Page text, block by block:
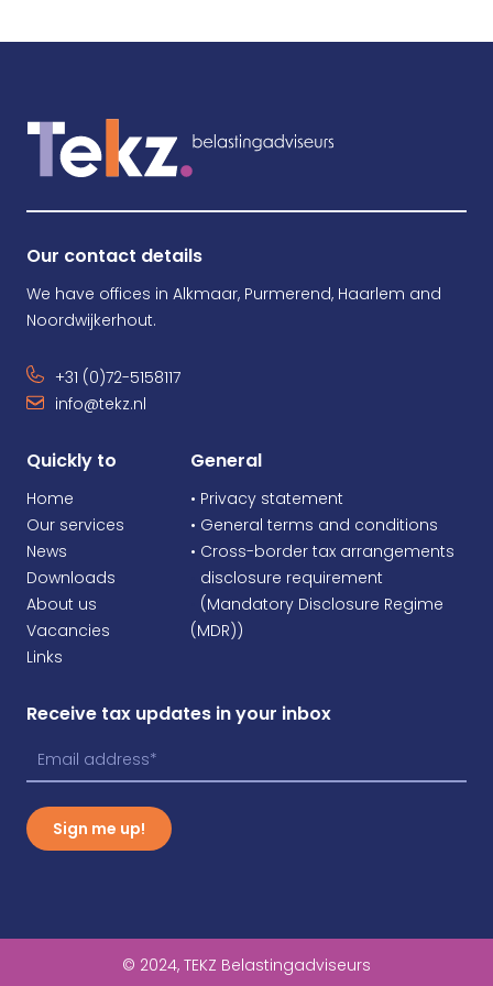
Our contact details
We have offices in Alkmaar, Purmerend, Haarlem and
Noordwijkerhout.
+31 (0)72-5158117
info@tekz.nl
Quickly to
Home
Our services
News
Downloads
About us
Vacancies
Links
General
• Privacy statement
• General terms and conditions
• Cross-border tax arrangements
disclosure requirement
(Mandatory Disclosure Regime
(MDR))
Receive tax updates in your inbox
Sign me up!
© 2024, TEKZ Belastingadviseurs